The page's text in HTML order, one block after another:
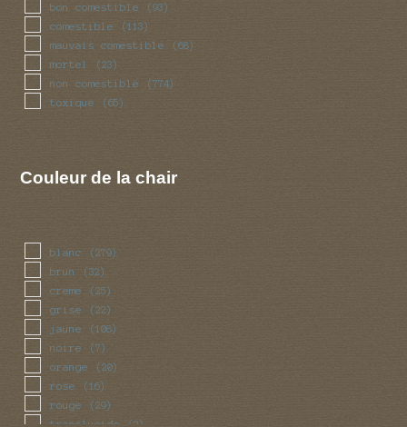
bon comestible (93)
comestible (113)
mauvais comestible (68)
mortel (23)
non comestible (774)
toxique (65)
Couleur de la chair
blanc (279)
brun (32)
creme (25)
grise (22)
jaune (108)
noire (7)
orange (20)
rose (16)
rouge (29)
translucide (2)